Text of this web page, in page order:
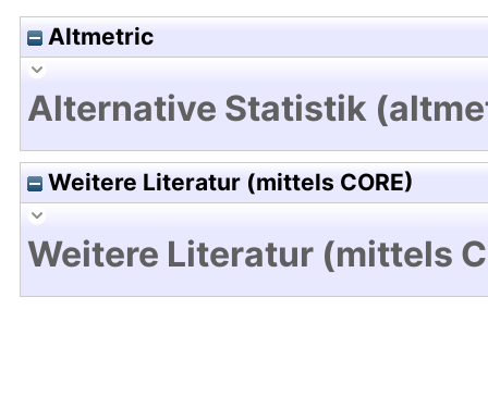
Altmetric
Alternative Statistik
Weitere Literatur (mittels CORE)
Weitere Literatur (mittels